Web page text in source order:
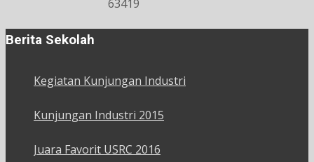
63419
Berita Sekolah
Kegiatan Kunjungan Industri
Kunjungan Industri 2015
Juara Favorit USRC 2016